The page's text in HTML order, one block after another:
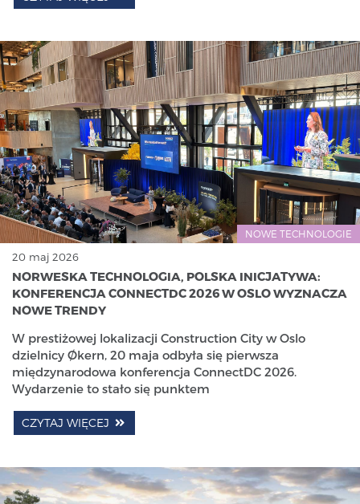
NOWE TECHNOLOGIE
20 maj 2026
NORWESKA TECHNOLOGIA, POLSKA INICJATYWA:
KONFERENCJA CONNECTDC 2026 W OSLO WYZNACZA
NOWE TRENDY
W prestiżowej lokalizacji Construction City w Oslo
dzielnicy Økern, 20 maja odbyła się pierwsza
międzynarodowa konferencja ConnectDC 2026.
Wydarzenie to stało się punktem
CZYTAJ WIĘCEJ